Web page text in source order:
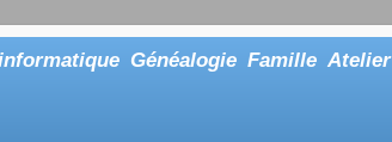
Généalogie Famille Atelier